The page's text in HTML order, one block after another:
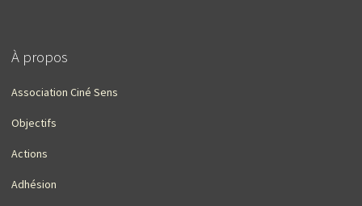
À propos
Association Ciné Sens
Objectifs
Actions
Adhésion